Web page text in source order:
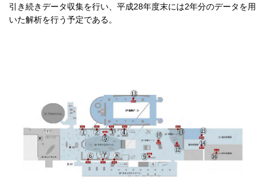
引き続きデータ収集を行い、平成28年度末には2年分のデータを用
いた解析を行う予定である。